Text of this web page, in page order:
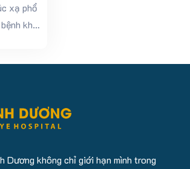
xạ phổ
khó
Dương không chỉ giới hạn mình trong